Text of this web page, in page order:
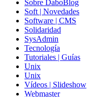
Sobre DaboBlog
Soft | Novedades
Software | CMS
Solidaridad
SysAdmin
Tecnología
Tutoriales | Guías
Unix
Unix
Vídeos | Slideshow
Webmaster